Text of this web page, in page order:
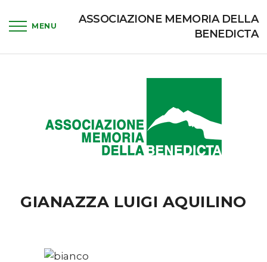
ASSOCIAZIONE MEMORIA DELLA
BENEDICTA
GIANAZZA LUIGI AQUILINO